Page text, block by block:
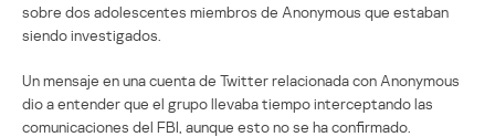
sobre dos adolescentes miembros de Anonymous que estaban
siendo investigados.
Un mensaje en una cuenta de Twitter relacionada con Anonymous
dio a entender que el grupo llevaba tiempo interceptando las
comunicaciones del FBI, aunque esto no se ha confirmado.